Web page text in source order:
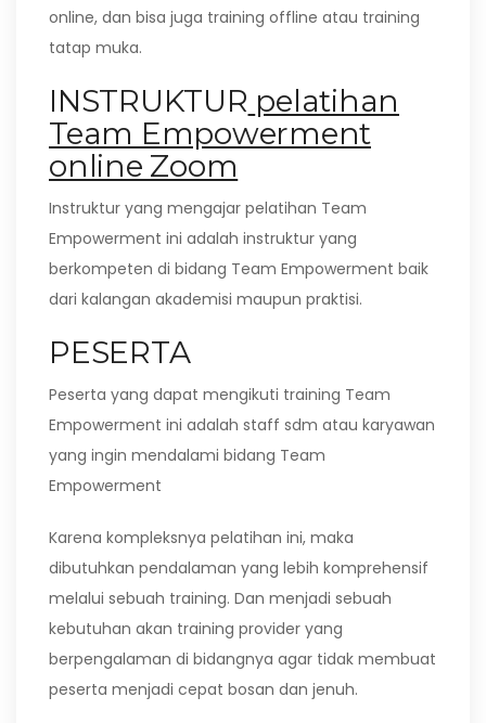
online, dan bisa juga training offline atau training
tatap muka.
INSTRUKTUR pelatihan
Team Empowerment
online Zoom
Instruktur yang mengajar pelatihan Team
Empowerment ini adalah instruktur yang
berkompeten di bidang Team Empowerment baik
dari kalangan akademisi maupun praktisi.
PESERTA
Peserta yang dapat mengikuti training Team
Empowerment ini adalah staff sdm atau karyawan
yang ingin mendalami bidang Team
Empowerment
Karena kompleksnya pelatihan ini, maka
dibutuhkan pendalaman yang lebih komprehensif
melalui sebuah training. Dan menjadi sebuah
kebutuhan akan training provider yang
berpengalaman di bidangnya agar tidak membuat
peserta menjadi cepat bosan dan jenuh.